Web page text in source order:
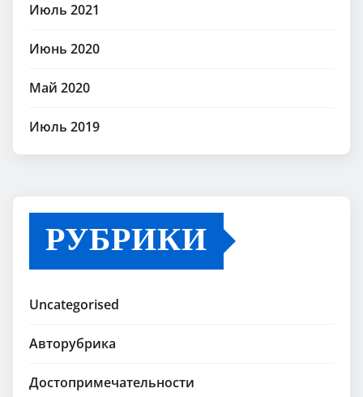
Июль 2021
Июнь 2020
Май 2020
Июль 2019
РУБРИКИ
Uncategorised
Авторубрика
Достопримечательности